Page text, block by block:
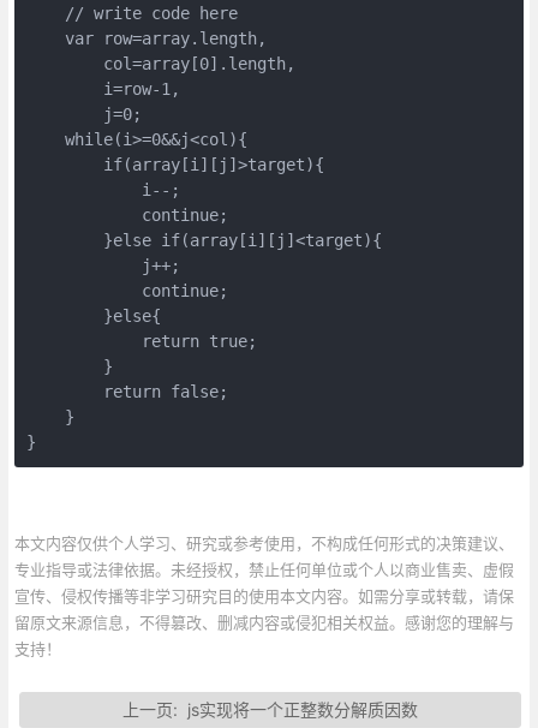
    // write code here
    var row=array.length,
        col=array[0].length,
        i=row-1,
        j=0;
    while(i>=0&&j<col){
        if(array[i][j]>target){
            i--;
            continue;
        }else if(array[i][j]<target){
            j++;
            continue;
        }else{
            return true;
        }
        return false;
    }
}
本文内容仅供个人学习、研究或参考使用，不构成任何形式的决策建议、
专业指导或法律依据。未经授权，禁止任何单位或个人以商业售卖、虚假
宣传、侵权传播等非学习研究目的使用本文内容。如需分享或转载，请保
留原文来源信息，不得篡改、删减内容或侵犯相关权益。感谢您的理解与
支持！
上一页: js实现将一个正整数分解质因数